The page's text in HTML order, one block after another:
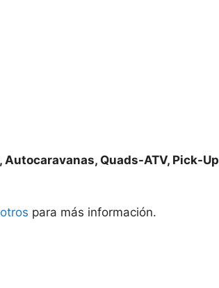
Quads-ATV, Pick-Up
para más información.